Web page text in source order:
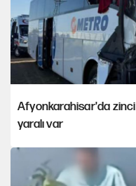
Afyonkarahisar'da
yaralı var